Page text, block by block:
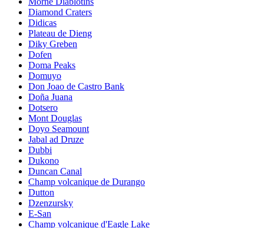
Diamond Craters
Didicas
Plateau de Dieng
Diky Greben
Dofen
Doma Peaks
Domuyo
Don Joao de Castro Bank
Doña Juana
Dotsero
Mont Douglas
Doyo Seamount
Jabal ad Druze
Dubbi
Dukono
Duncan Canal
Champ volcanique de Durango
Dutton
Dzenzursky
E-San
Champ volcanique d'Eagle Lake